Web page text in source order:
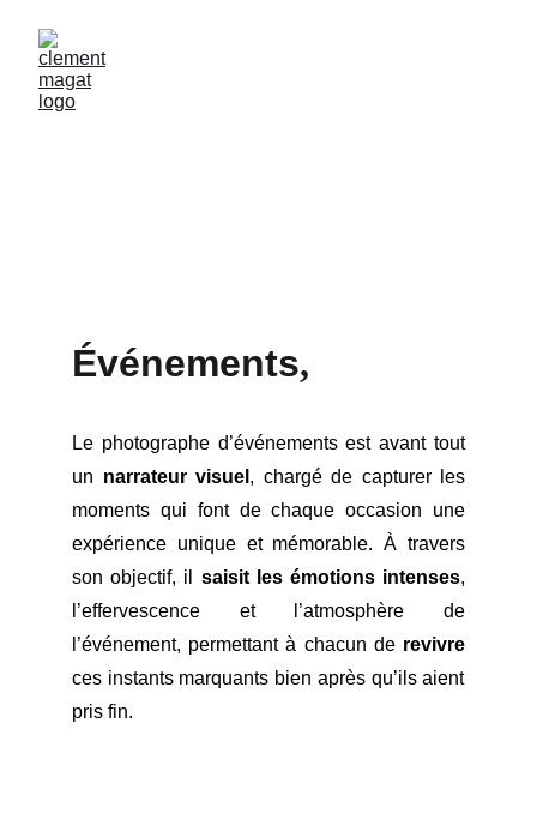
Événements,
Le photographe d’événements est avant tout
un narrateur visuel , chargé de capturer les
moments qui font de chaque occasion une
expérience unique et mémorable. À travers
son objectif, il saisit les émotions intenses,
l’effervescence et l’atmosphère de
l’événement, permettant à chacun de revivre
ces instants marquants bien après qu’ils aient
pris fin.